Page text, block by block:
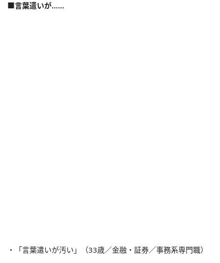
■言葉遣いが……
・「言葉遣いが汚い」（33歳／金融・証券／事務系専門職）